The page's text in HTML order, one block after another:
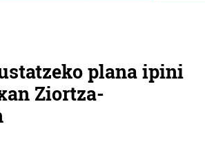
plana ipini
Ziortza-